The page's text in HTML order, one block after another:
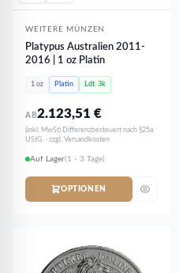
WEITERE MÜNZEN
Platypus Australien 2011-
2016 | 1 oz Platin
1 oz Platin Ldt. 3k
AB2.123,51€
(inkl. MwSt) Differenzbesteuert nach §25a
UStG. · zzgl. Versandkosten
Auf Lager(1 - 3 Tage)
OPTIONEN